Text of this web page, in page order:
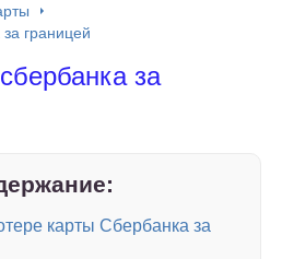
границей
за
карты Сбербанка за